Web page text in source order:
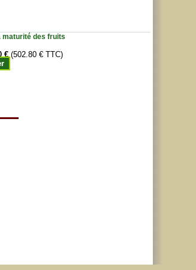
maturité des fruits
€ (502.80 € TTC)